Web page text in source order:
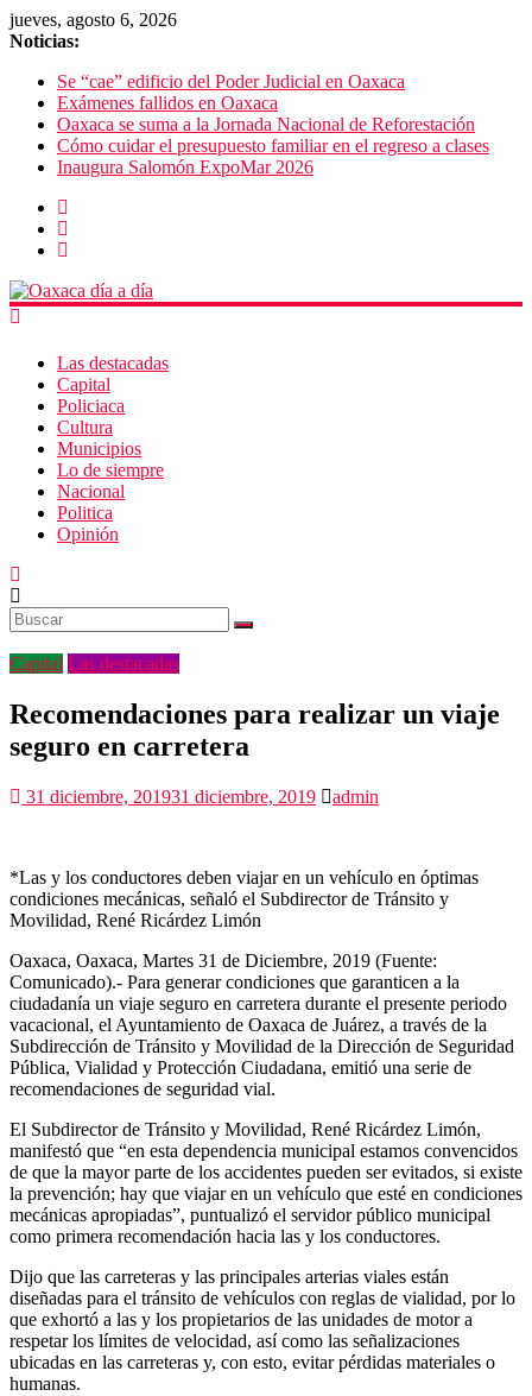
jueves, agosto 6, 2026
Noticias:
Se “cae” edificio del Poder Judicial en Oaxaca
Exámenes fallidos en Oaxaca
Oaxaca se suma a la Jornada Nacional de Reforestación
Cómo cuidar el presupuesto familiar en el regreso a clases
Inaugura Salomón ExpoMar 2026
Las destacadas
Capital
Policiaca
Cultura
Municipios
Lo de siempre
Nacional
Politica
Opinión
Capital Las destacadas
Recomendaciones para realizar un viaje
seguro en carretera
31 diciembre, 201931 diciembre, 2019 admin
*Las y los conductores deben viajar en un vehículo en óptimas
condiciones mecánicas, señaló el Subdirector de Tránsito y
Movilidad, René Ricárdez Limón
Oaxaca, Oaxaca, Martes 31 de Diciembre, 2019 (Fuente:
Comunicado).- Para generar condiciones que garanticen a la
ciudadanía un viaje seguro en carretera durante el presente periodo
vacacional, el Ayuntamiento de Oaxaca de Juárez, a través de la
Subdirección de Tránsito y Movilidad de la Dirección de Seguridad
Pública, Vialidad y Protección Ciudadana, emitió una serie de
recomendaciones de seguridad vial.
El Subdirector de Tránsito y Movilidad, René Ricárdez Limón,
manifestó que “en esta dependencia municipal estamos convencidos
de que la mayor parte de los accidentes pueden ser evitados, si existe
la prevención; hay que viajar en un vehículo que esté en condiciones
mecánicas apropiadas”, puntualizó el servidor público municipal
como primera recomendación hacia las y los conductores.
Dijo que las carreteras y las principales arterias viales están
diseñadas para el tránsito de vehículos con reglas de vialidad, por lo
que exhortó a las y los propietarios de las unidades de motor a
respetar los límites de velocidad, así como las señalizaciones
ubicadas en las carreteras y, con esto, evitar pérdidas materiales o
humanas.